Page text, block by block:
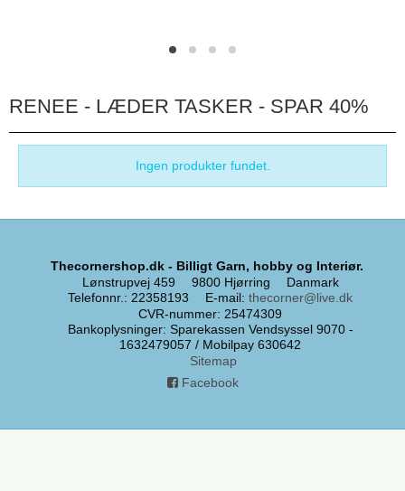
RENEE - LÆDER TASKER - SPAR 40%
Ingen produkter fundet.
Thecornershop.dk - Billigt Garn, hobby og Interiør.
Lønstrupvej 459
9800 Hjørring
Danmark
Telefonnr.: 22358193 E-mail: thecorner@live.dk
CVR-nummer: 25474309
Bankoplysninger: Sparekassen Vendsyssel 9070 -
1632479057 / Mobilpay 630642
Sitemap
Facebook